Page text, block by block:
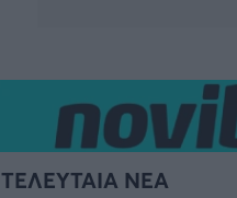
ΤΕΛΕΥΤΑΙΑ ΝΕΑ